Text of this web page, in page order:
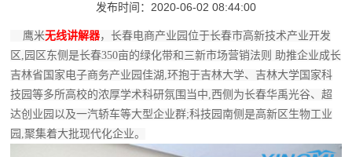
发布时间：2020-06-02 08:44:00
鹰米无线讲解器，长春电商产业园位于长春市高新技术产业开发
区,园区东侧是长春350亩的绿化带和三新市场营销法则 助推企业成长
吉林省国家电子商务产业园佳湖,环抱于吉林大学、吉林大学国家科
技园等多所高校的浓厚学术科研氛围当中,西侧为长春华禹光谷、超
达创业园以及一汽轿车等大型企业群;科技园南侧是高新区生物工业
园,聚集着大批现代化企业。